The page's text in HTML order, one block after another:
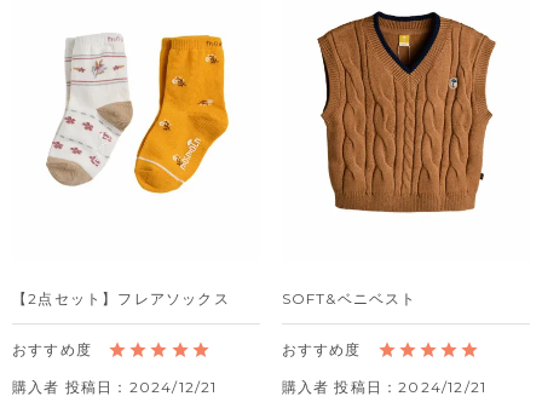
【2点セット】フレアソックス
購入者 投稿日
2024/12/21
SOFT&ベニベスト
購入者 投稿日
2024/12/21